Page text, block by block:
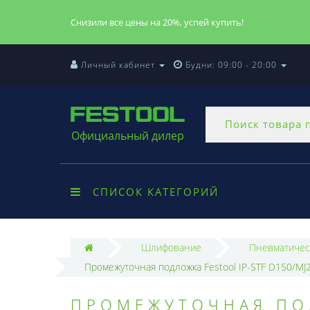
Снизили все цены на 20%, успей купить!
Личный кабинет Будни: 09:00 - 20:00
Официальный дилер
СПИСОК КАТЕГОРИЙ
Шлифование
Промежуточная подложка Festool IP-STF D150/
ПРОМЕЖУТОЧНАЯ